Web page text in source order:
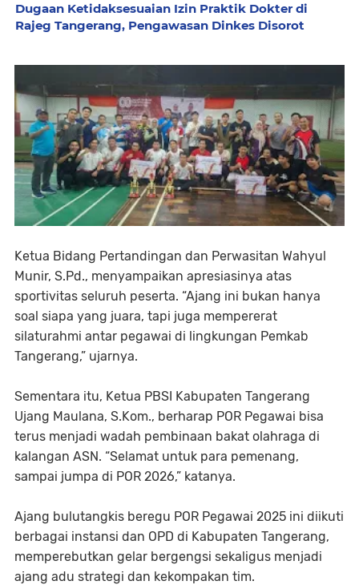
Dugaan Ketidaksesuaian Izin Praktik Dokter di
Rajeg Tangerang, Pengawasan Dinkes Disorot
Ketua Bidang Pertandingan dan Perwasitan Wahyul
Munir, S.Pd., menyampaikan apresiasinya atas
sportivitas seluruh peserta. “Ajang ini bukan hanya
soal siapa yang juara, tapi juga mempererat
silaturahmi antar pegawai di lingkungan Pemkab
Tangerang,” ujarnya.
Sementara itu, Ketua PBSI Kabupaten Tangerang
Ujang Maulana, S.Kom., berharap POR Pegawai bisa
terus menjadi wadah pembinaan bakat olahraga di
kalangan ASN. “Selamat untuk para pemenang,
sampai jumpa di POR 2026,” katanya.
Ajang bulutangkis beregu POR Pegawai 2025 ini diikuti
berbagai instansi dan OPD di Kabupaten Tangerang,
memperebutkan gelar bergengsi sekaligus menjadi
ajang adu strategi dan kekompakan tim.